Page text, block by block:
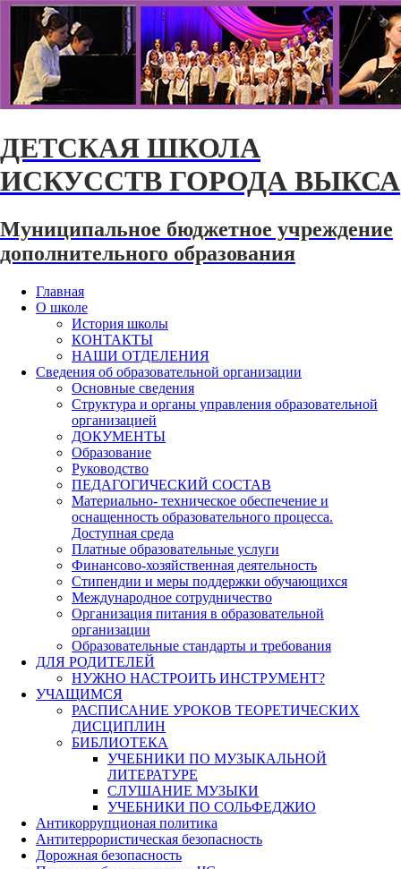
ДЕТСКАЯ ШКОЛА
ИСКУССТВ ГОРОДА ВЫКСА
Муниципальное бюджетное учреждение
дополнительного образования
Главная
О школе
История школы
КОНТАКТЫ
НАШИ ОТДЕЛЕНИЯ
Сведения об образовательной организации
Основные сведения
Структура и органы управления образовательной
организацией
ДОКУМЕНТЫ
Образование
Руководство
ПЕДАГОГИЧЕСКИЙ СОСТАВ
Материально- техническое обеспечение и
оснащенность образовательного процесса.
Доступная среда
Платные образовательные услуги
Финансово-хозяйственная деятельность
Стипендии и меры поддержки обучающихся
Международное сотрудничество
Организация питания в образовательной
организации
Образовательные стандарты и требования
ДЛЯ РОДИТЕЛЕЙ
НУЖНО НАСТРОИТЬ ИНСТРУМЕНТ?
УЧАЩИМСЯ
РАСПИСАНИЕ УРОКОВ ТЕОРЕТИЧЕСКИХ
ДИСЦИПЛИН
БИБЛИОТЕКА
УЧЕБНИКИ ПО МУЗЫКАЛЬНОЙ
ЛИТЕРАТУРЕ
СЛУШАНИЕ МУЗЫКИ
УЧЕБНИКИ ПО СОЛЬФЕДЖИО
Антикоррупционая политика
Антитеррористическая безопасность
Дорожная безопасность